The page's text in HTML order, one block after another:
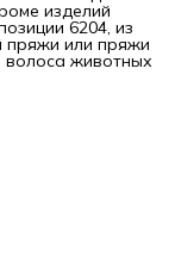
изделий
6204, из
пряжи или пряжи
волоса животных